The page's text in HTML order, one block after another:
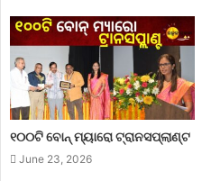
୧୦୦ଟି ବୋନ୍ ମ୍ୟାରୋ ଟ୍ରାନସପ୍ଲାଣ୍ଟ
June 23, 2026